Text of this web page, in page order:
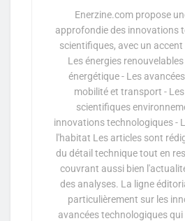
Enerzine.com propose
approfondie des innovations
scientifiques, avec un
Les énergies
énergétique - Les
mobilité et transport -
scientifiques
innovations technologiques -
l'habitat Les articles sont
du détail technique tout en
couvrant aussi bien
des analyses. La ligne
particulièrement sur les
avancées technologiques